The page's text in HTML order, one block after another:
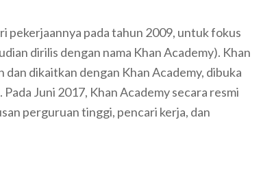
pekerjaannya pada tahun 2009, untuk fokus
dirilis dengan nama Khan Academy). Khan
dan dikaitkan dengan Khan Academy, dibuka
Juni 2017, Khan Academy secara resmi
perguruan tinggi, pencari kerja, dan